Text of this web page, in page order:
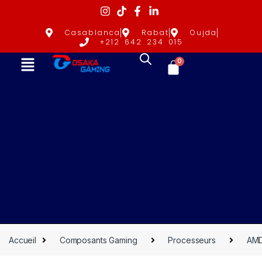
Casablanca Rabat
Oujda
+212 642 234 015
0
Accueil Composants Gaming Processeurs